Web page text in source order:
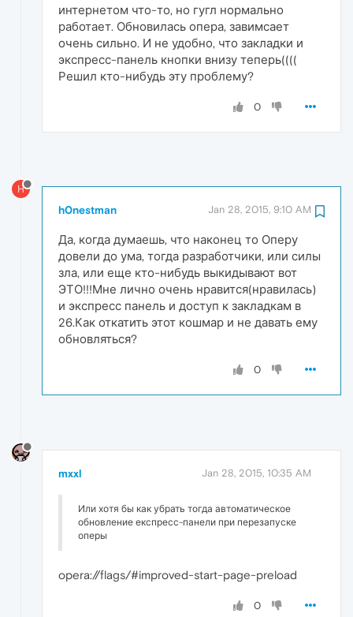
интернетом что-то, но гугл нормально
работает. Обновилась опера, завимсает
очень сильно. И не удобно, что закладки и
экспресс-панель кнопки внизу теперь((((
Решил кто-нибудь эту проблему?
0
H
h0nestman Jan 28, 2015, 9:10 AM
Да, когда думаешь, что наконец то Оперу
довели до ума, тогда разработчики, или силы
зла, или еще кто-нибудь выкидывают вот
ЭТО!!!Мне лично очень нравится(нравилась)
и экспресс панель и доступ к закладкам в
26.Как откатить этот кошмар и не давать ему
обновляться?
0
mxxl Jan 28, 2015, 10:35 AM
Или хотя бы как убрать тогда автоматическое
обновление експресс-панели при перезапуске
оперы
opera://flags/#improved-start-page-preload
0